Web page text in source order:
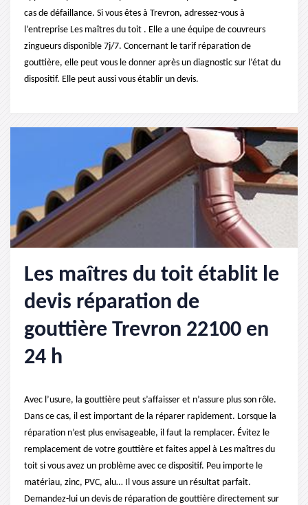
cas de défaillance. Si vous êtes à Trevron, adressez-vous à
l’entreprise Les maîtres du toit . Elle a une équipe de couvreurs
zingueurs disponible 7j/7. Concernant le tarif réparation de
gouttière, elle peut vous le donner après un diagnostic sur l’état du
dispositif. Elle peut aussi vous établir un devis.
Les maîtres du toit établit le
devis réparation de
gouttière Trevron 22100 en
24 h
Avec l’usure, la gouttière peut s’affaisser et n’assure plus son rôle.
Dans ce cas, il est important de la réparer rapidement. Lorsque la
réparation n’est plus envisageable, il faut la remplacer. Évitez le
remplacement de votre gouttière et faites appel à Les maîtres du
toit si vous avez un problème avec ce dispositif. Peu importe le
matériau, zinc, PVC, alu… Il vous assure un résultat parfait.
Demandez-lui un devis de réparation de gouttière directement sur